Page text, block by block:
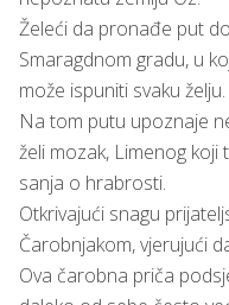
Želeći da pronađe put
Smaragdnom gradu, u
može ispuniti svaku želju.
Na tom putu upoznaje
želi mozak, Limenog koji
sanja o hrabrosti.
Otkrivajući snagu
Čarobnjakom, vjerujući
Ova čarobna priča